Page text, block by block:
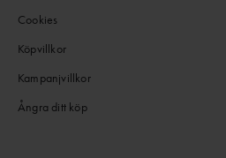
Cookies
Köpvillkor
Kampanjvillkor
Ångra ditt köp